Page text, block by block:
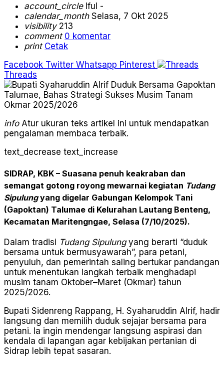
account_circleIful -
calendar_monthSelasa, 7 Okt 2025
visibility213
comment 0 komentar
print Cetak
Facebook Twitter Whatsapp Pinterest
Threads
infoAtur ukuran teks artikel ini untuk mendapatkan
pengalaman membaca terbaik.
text_decrease text_increase
SIDRAP, KBK – Suasana penuh keakraban dan
semangat gotong royong mewarnai kegiatan Tudang
Sipulungyang digelar Gabungan Kelompok Tani
(Gapoktan) Talumae di Kelurahan Lautang Benteng,
Kecamatan Maritengngae, Selasa (7/10/2025).
Dalam tradisi Tudang Sipulungyang berarti “duduk
bersama untuk bermusyawarah”, para petani,
penyuluh, dan pemerintah saling bertukar pandangan
untuk menentukan langkah terbaik menghadapi
musim tanam Oktober–Maret (Okmar) tahun
2025/2026.
Bupati Sidenreng Rappang, H. Syaharuddin Alrif, hadir
langsung dan memilih duduk sejajar bersama para
petani. Ia ingin mendengar langsung aspirasi dan
kendala di lapangan agar kebijakan pertanian di
Sidrap lebih tepat sasaran.